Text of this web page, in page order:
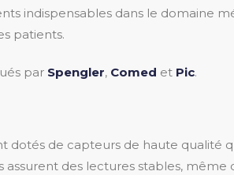
indispensables dans le domaine
patients.
par Spengler, Comed et Pic.
de capteurs de haute qualité
des lectures stables,